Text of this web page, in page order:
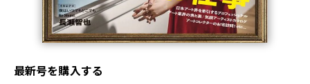
最新号を購入する